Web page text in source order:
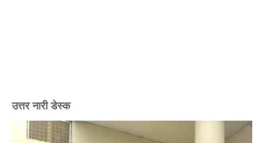
उत्तर नारी डेस्क